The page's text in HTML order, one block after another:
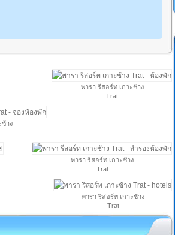
พารา รีสอร์ท เกาะช้าง
Trat
ช้าง
พารา รีสอร์ท เกาะช้าง
Trat
พารา รีสอร์ท เกาะช้าง
Trat